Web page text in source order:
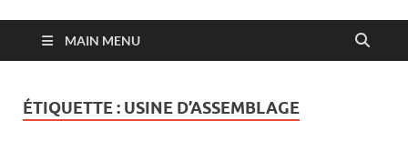
MAIN MENU
ÉTIQUETTE : USINE D’ASSEMBLAGE